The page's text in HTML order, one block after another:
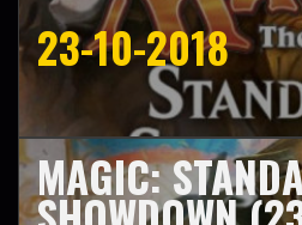
23-10-2018
MAGIC: